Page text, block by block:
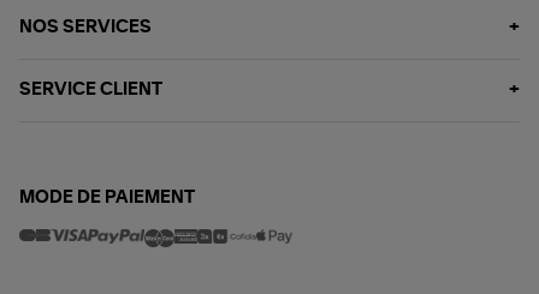
NOS SERVICES
SERVICE CLIENT
MODE DE PAIEMENT